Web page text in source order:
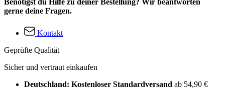
Benötigst du Hilfe zu deiner Bestellung? Wir beantworten
gerne deine Fragen.
Kontakt
Geprüfte Qualität
Sicher und vertraut einkaufen
Deutschland: Kostenloser Standardversand ab 54,90 €